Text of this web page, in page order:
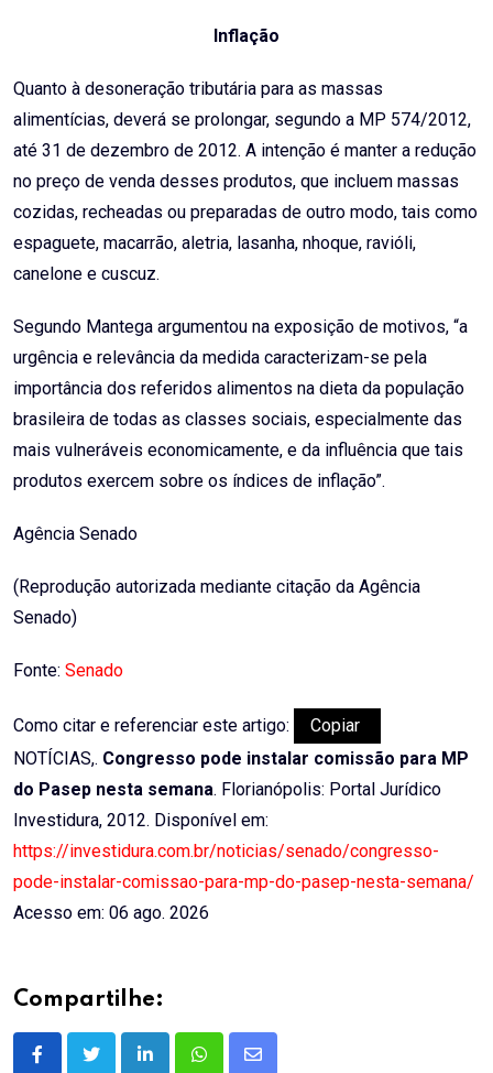
Inflação
Quanto à desoneração tributária para as massas
alimentícias, deverá se prolongar, segundo a MP 574/2012,
até 31 de dezembro de 2012. A intenção é manter a redução
no preço de venda desses produtos, que incluem massas
cozidas, recheadas ou preparadas de outro modo, tais como
espaguete, macarrão, aletria, lasanha, nhoque, ravióli,
canelone e cuscuz.
Segundo Mantega argumentou na exposição de motivos, “a
urgência e relevância da medida caracterizam-se pela
importância dos referidos alimentos na dieta da população
brasileira de todas as classes sociais, especialmente das
mais vulneráveis economicamente, e da influência que tais
produtos exercem sobre os índices de inflação”.
Agência Senado
(Reprodução autorizada mediante citação da Agência
Senado)
Fonte: Senado
Como citar e referenciar este artigo:
Copiar
NOTÍCIAS,. Congresso pode instalar comissão para MP
do Pasep nesta semana. Florianópolis: Portal Jurídico
Investidura, 2012. Disponível em:
https://investidura.com.br/noticias/senado/congresso-
pode-instalar-comissao-para-mp-do-pasep-nesta-semana/
Acesso em: 06 ago. 2026
Compartilhe:
LinkedInWhatsappShare